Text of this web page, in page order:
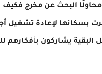
البحث عن مخرج
بسكانها لإعادة تشغيل
البقية يشاركون بأفكارهم